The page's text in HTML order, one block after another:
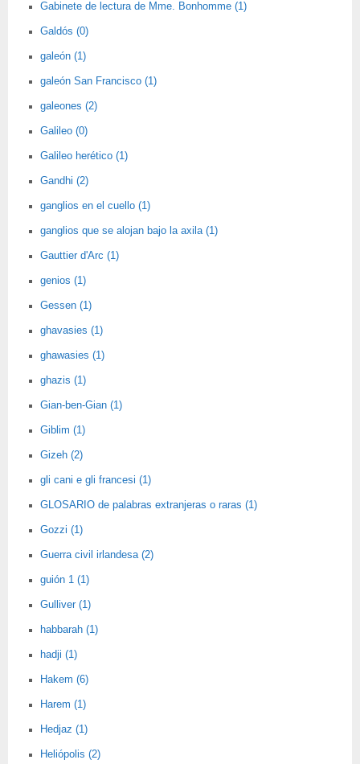
Gabinete de lectura de Mme. Bonhomme (1)
Galdós (0)
galeón (1)
galeón San Francisco (1)
galeones (2)
Galileo (0)
Galileo herético (1)
Gandhi (2)
ganglios en el cuello (1)
ganglios que se alojan bajo la axila (1)
Gauttier d'Arc (1)
genios (1)
Gessen (1)
ghavasies (1)
ghawasies (1)
ghazis (1)
Gian-ben-Gian (1)
Giblim (1)
Gizeh (2)
gli cani e gli francesi (1)
GLOSARIO de palabras extranjeras o raras (1)
Gozzi (1)
Guerra civil irlandesa (2)
guión 1 (1)
Gulliver (1)
habbarah (1)
hadji (1)
Hakem (6)
Harem (1)
Hedjaz (1)
Heliópolis (2)